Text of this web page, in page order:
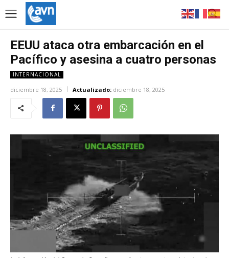
EEUU ataca otra embarcación en el
Pacífico y asesina a cuatro personas
INTERNACIONAL
diciembre 18, 2025 Actualizado: diciembre 18, 2025